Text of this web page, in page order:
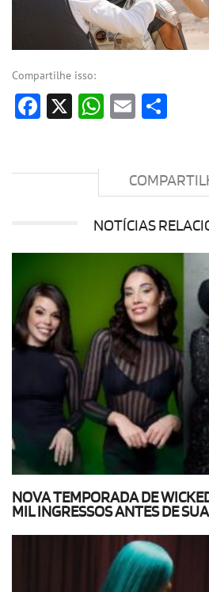
Compartilhe isso:
Facebook
X WhatsApp
Email
NOTÍCIAS
NOVA TEMPORADA DE
MIL INGRESSOS ANTES DE